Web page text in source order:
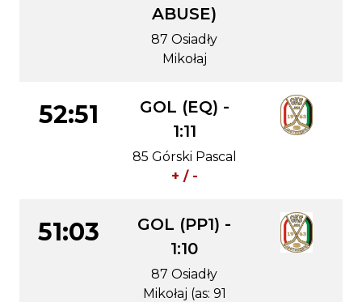
ABUSE)
87 Osiadły
Mikołaj
52:51
GOL (EQ) -
1:11
85 Górski Pascal
+ / -
51:03
GOL (PP1) -
1:10
87 Osiadły
Mikołaj (as: 91